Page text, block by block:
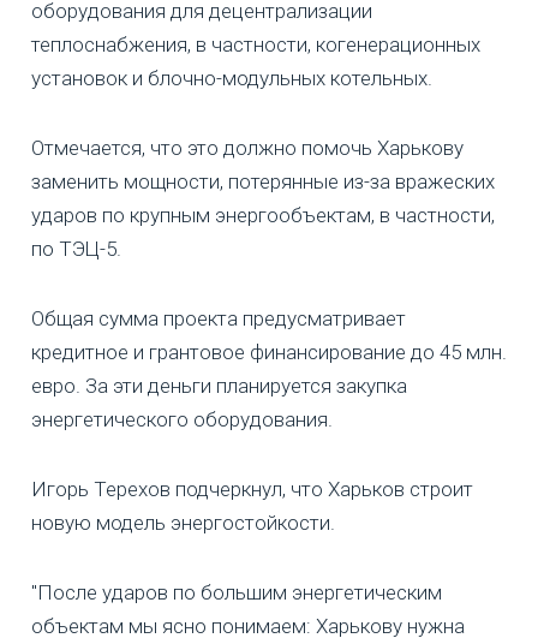
оборудования для децентрализации
теплоснабжения, в частности, когенерационных
установок и блочно-модульных котельных.
Отмечается, что это должно помочь Харькову
заменить мощности, потерянные из-за вражеских
ударов по крупным энергообъектам, в частности,
по ТЭЦ-5.
Общая сумма проекта предусматривает
кредитное и грантовое финансирование до 45 млн.
евро. За эти деньги планируется закупка
энергетического оборудования.
Игорь Терехов подчеркнул, что Харьков строит
новую модель энергостойкости.
"После ударов по большим энергетическим
объектам мы ясно понимаем: Харькову нужна